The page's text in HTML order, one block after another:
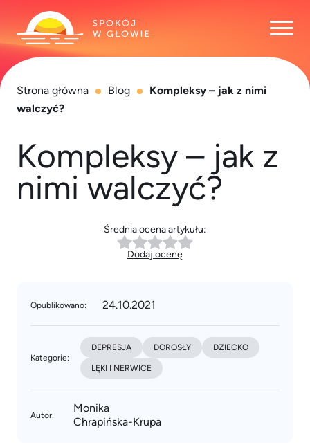
Strona główna Blog
Kompleksy – jak z nimi
walczyć?
Kompleksy – jak z
nimi walczyć?
Średnia ocena artykułu:
Dodaj ocenę
Autor:
Monika
Chrapińska-Krupa
Opublikowano: 24.10.2021
Kategorie:
DEPRESJA DOROSŁY DZIECKO
LĘKI I NERWICE